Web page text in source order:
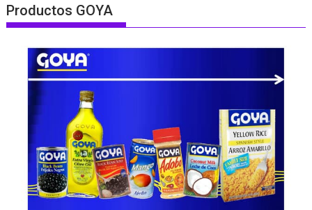
Productos GOYA